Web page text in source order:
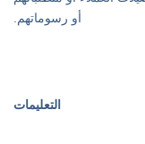
أو رسوماتهم.
التعليمات